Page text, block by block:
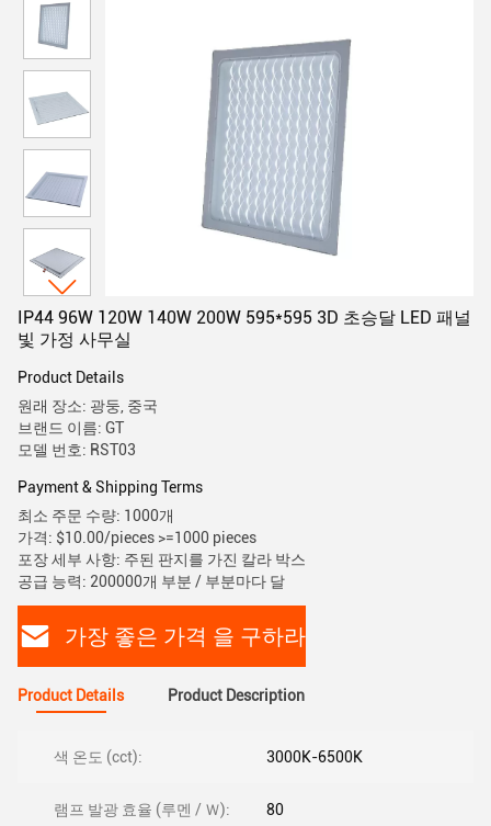
IP44 96W 120W 140W 200W 595*595 3D 초승달 LED 패널
빛 가정 사무실
Product Details
원래 장소: 광둥, 중국
브랜드 이름: GT
모델 번호: RST03
Payment & Shipping Terms
최소 주문 수량: 1000개
가격: $10.00/pieces >=1000 pieces
포장 세부 사항: 주된 판지를 가진 칼라 박스
공급 능력: 200000개 부분 / 부분마다 달
가장 좋은 가격 을 구하라
Product Details Product Description
색 온도 (cct): 3000K-6500K
램프 발광 효율 (루멘 / Ｗ): 80